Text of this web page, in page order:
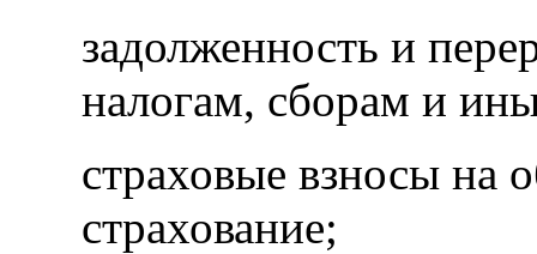
задолженность и
налогам, сборам и
страховые взносы на
страхование;